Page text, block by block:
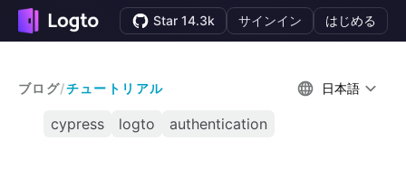
Star 14.3k サインイン はじめる
ブログ/チュートリアル 日本語
cypress logto authentication